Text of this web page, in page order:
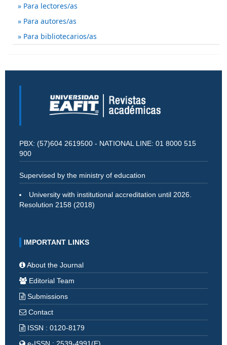
Para lectores/as
Para autores/as
Para bibliotecarios/as
PBX: (57)604 2619500 - NATIONAL LINE: 01 8000 515
900
Supervised by the ministry of education
University with institutional accreditation until 2026.
Resolution 2158 (2018)
IMPORTANT LINKS
About the Journal
Editorial Team
Submissions
Contact
ISSN : 0120-8179